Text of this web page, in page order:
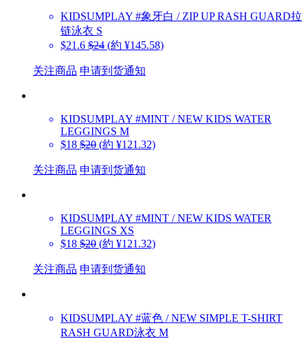
KIDSUMPLAY #象牙白 / ZIP UP RASH GUARD拉
链泳衣 S
$21.6 $24 (約 ¥145.58)
关注商品 申请到货通知
KIDSUMPLAY #MINT / NEW KIDS WATER
LEGGINGS M
$18 $20 (約 ¥121.32)
关注商品 申请到货通知
KIDSUMPLAY #MINT / NEW KIDS WATER
LEGGINGS XS
$18 $20 (約 ¥121.32)
关注商品 申请到货通知
KIDSUMPLAY #蓝色 / NEW SIMPLE T-SHIRT
RASH GUARD泳衣 M